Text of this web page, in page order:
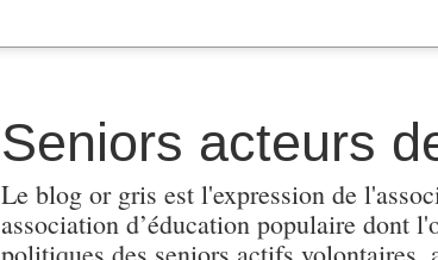
Seniors acteurs
Le blog or gris est l'expression de
association d’éducation populaire dont